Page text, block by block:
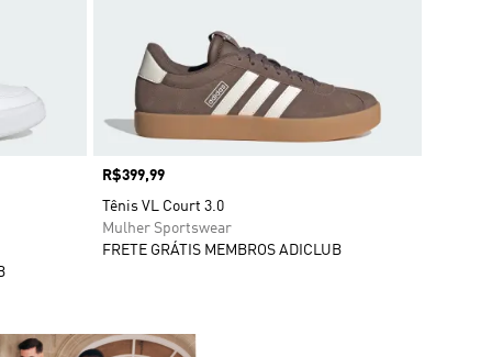
Preço
R$399,99
Tênis VL Court 3.0
Mulher Sportswear
FRETE GRÁTIS MEMBROS ADICLUB